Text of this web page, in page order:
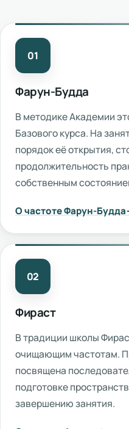
01
Фарун-Будда
В методике Академии
Базового курса. На
порядок её открытия,
продолжительность
собственным
О частоте Фарун-Будда
02
Фираст
В традиции школы
очищающим частотам.
посвящена
подготовке
завершению занятия.